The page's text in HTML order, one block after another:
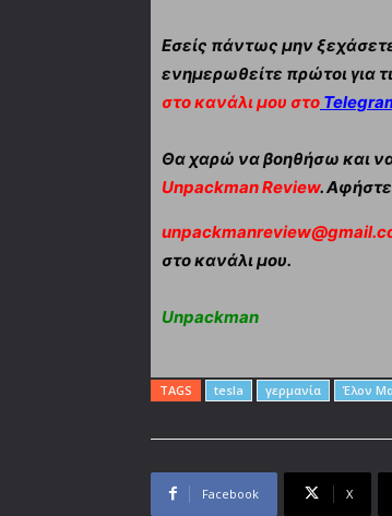
Εσείς πάντως μην
ενημερωθείτε πρώτοι για
στο κανάλι μου στο
Θα χαρώ να βοηθήσω και
Unpackman Review. Αφήστε
στο κανάλι μου.
Unpackman
TAGS tesla γερμανία Έλον
Facebook X